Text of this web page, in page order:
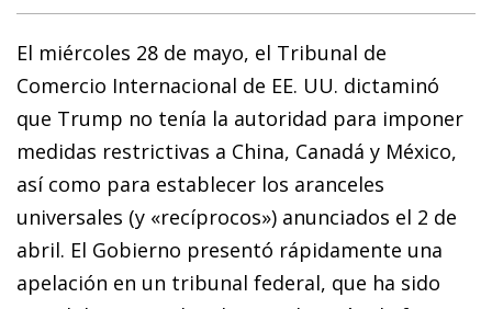
El miércoles 28 de mayo, el Tribunal de
Comercio Internacional de EE. UU. dictaminó
que Trump no tenía la autoridad para imponer
medidas restrictivas a China, Canadá y México,
así como para establecer los aranceles
universales (y «recíprocos») anunciados el 2 de
abril. El Gobierno presentó rápidamente una
apelación en un tribunal federal, que ha sido